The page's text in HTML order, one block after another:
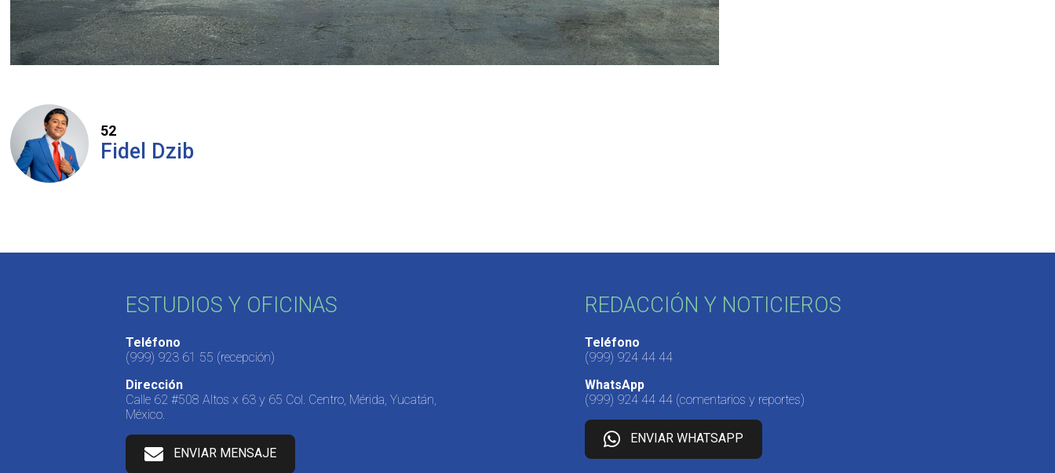
52
Fidel Dzib
ESTUDIOS Y OFICINAS
Teléfono
(999) 923 61 55 (recepción)
Dirección
Calle 62 #508 Altos x 63 y 65 Col. Centro, Mérida, Yucatán,
México.
ENVIAR MENSAJE
REDACCIÓN Y NOTICIEROS
Teléfono
(999) 924 44 44
WhatsApp
(999) 924 44 44 (comentarios y reportes)
ENVIAR WHATSAPP